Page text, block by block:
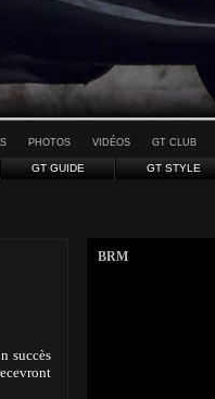
PHOTOS VIDÉOS GT CLUB
GT GUIDE GT STYLE
succès
BRM